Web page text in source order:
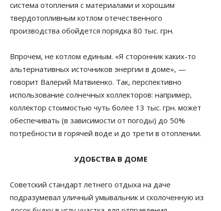
система отопления с материалами и хорошим
твердотопливным котлом отечественного
производства обойдется порядка 80 тыс. грн.
Впрочем, не котлом единым. «Я сторонник каких-то
альтернативных источников энергии в доме», —
говорит Валерий Матвиенко. Так, перспективно
использование солнечных коллекторов: например,
коллектор стоимостью чуть более 13 тыс. грн. может
обеспечивать (в зависимости от погоды) до 50%
потребности в горячей воде и до трети в отоплении.
УДОБСТВА В ДОМЕ
Советский стандарт летнего отдыха на даче
подразумевал уличный умывальник и сколоченную из